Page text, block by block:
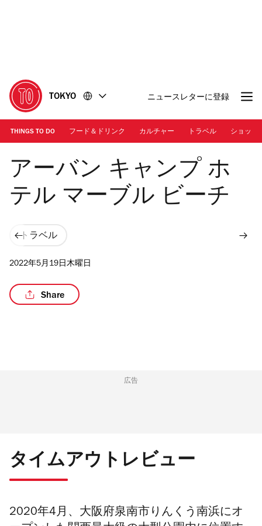
に
移
動
移
動
TOKYO ニュースレターに登録
THINGS TO DO フード＆ドリンク カルチャー トラベル ショッピ
画像提供：アーバン キャンプ ホテル マーブル ビーチ
アーバン キャンプ ホ
テル マーブル ビーチ
トラベル
2022年5月19日木曜日
Share
広告
タイムアウトレビュー
2020年4月、大阪府泉南市りんくう南浜にオ